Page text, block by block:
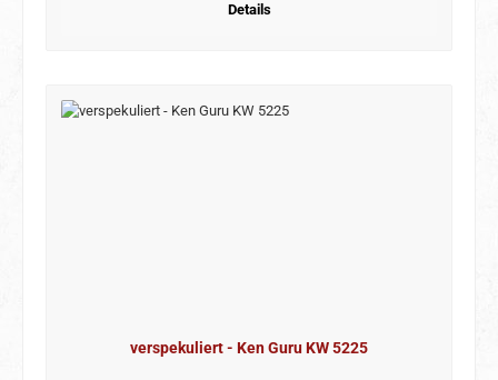
Details
verspekuliert - Ken Guru KW 5225